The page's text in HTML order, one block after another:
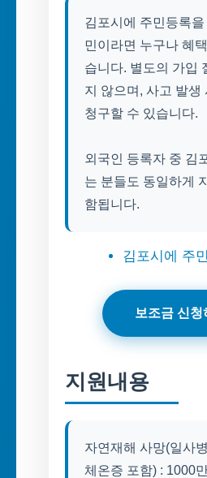
김포시에 주민등록을
민이라면 누구나 혜
습니다. 별도의 가입
지 않으며, 사고 발생
청구할 수 있습니다.
외국인 등록자 중 김
는 분들도 동일하게
함됩니다.
김포시에 주
보조금 신청
지원내용
자연재해 사망(일사
체온증 포함) : 1000